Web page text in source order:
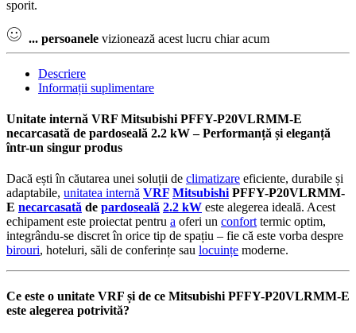
sporit.
... persoanele vizionează acest lucru chiar acum
Descriere
Informații suplimentare
Unitate internă VRF Mitsubishi PFFY-P20VLRMM-E
necarcasată de pardoseală 2.2 kW – Performanță și eleganță
într-un singur produs
Dacă ești în căutarea unei soluții de climatizare eficiente, durabile și
adaptabile, unitatea internă VRF MitsubishiPFFY-P20VLRMM-
E necarcasată de pardoseală 2.2 kW este alegerea ideală. Acest
echipament este proiectat pentru a oferi un conforttermic optim,
integrându-se discret în orice tip de spațiu – fie că este vorba despre
birouri, hoteluri, săli de conferințe sau locuințe moderne.
Ce este o unitate VRF și de ce Mitsubishi PFFY-P20VLRMM-E
este alegerea potrivită?